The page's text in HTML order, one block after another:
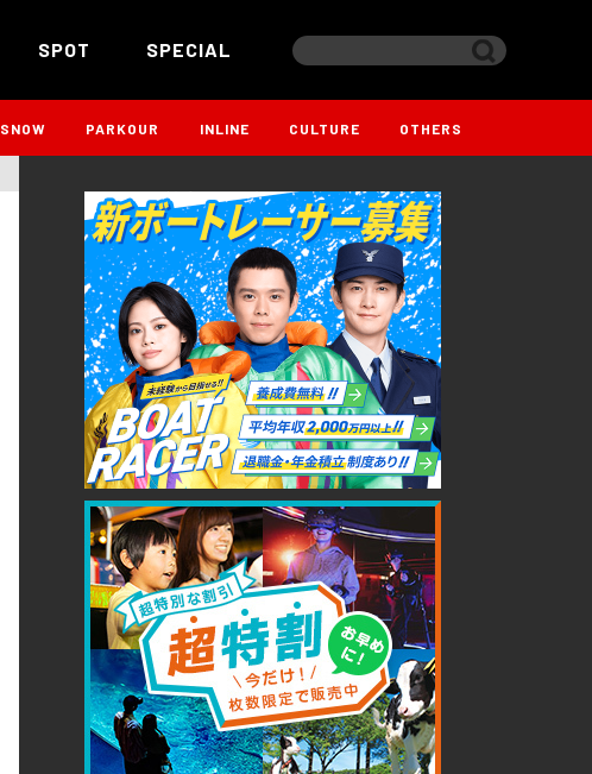
SPOT SPECIAL
SNOW PARKOUR INLINE CULTURE OTHERS